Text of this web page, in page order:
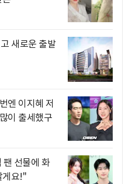
새로운 출발
엔 이지혜 저
이 출세했구
선물에 화
게요!"